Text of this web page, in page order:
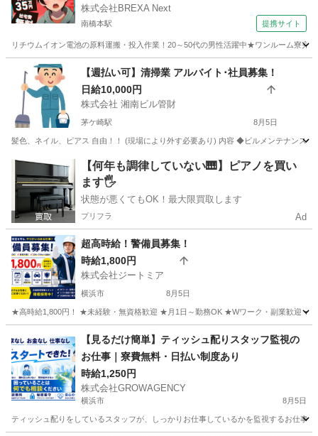
株式会社BREXA Next
南橋本駅 提携サイト
リチウムイオン電池の原料運搬・投入作業！20～50代の男性活躍中★ワンルーム寮
神奈川 相模原市 南橋本駅 その他
【週払い可】清掃業 アルバイト･社員募集！
日給10,000円
株式会社 湘南ビル管財
茅ケ崎駅 8月5日
髪色、ネイル、ピアス 自由！！ (現場により外す必要あり) 内容 ◆ビルメンテナンス
神奈川 茅ヶ崎市 茅ケ崎駅 その他 土日
【何年も調律していない🎹】ピアノを買い
ます🖐️
状態が悪くてもOK！最大限買取します
プリフラ Ad
超高時給！警備員募集！
時給1,800円
株式会社ジートミア
横浜市 8月5日
★高時給1,800円！ ★未経験・無資格歓迎 ★月1日～勤務OK ★Wワーク・副業歓迎 ★
その他
【見るだけ簡単】ティッシュ配りスタッフ監視の
お仕事｜寮費無料・日払い制度あり
時給1,250円
株式会社GROWAGENCY
横浜市 8月5日
ティッシュ配りをしているスタッフが、しっかりお仕事しているかを監視するお仕事